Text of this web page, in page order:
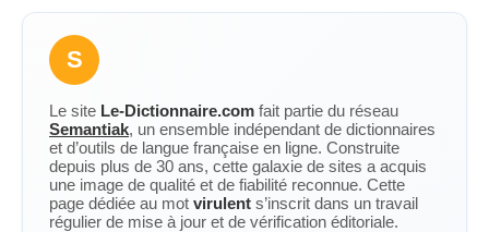
S
Le site Le-Dictionnaire.com fait partie du réseau
Semantiak, un ensemble indépendant de dictionnaires
et d’outils de langue française en ligne. Construite
depuis plus de 30 ans, cette galaxie de sites a acquis
une image de qualité et de fiabilité reconnue. Cette
page dédiée au mot virulent s’inscrit dans un travail
régulier de mise à jour et de vérification éditoriale.